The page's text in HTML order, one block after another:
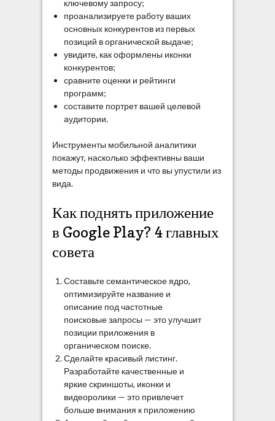
ключевому запросу;
проанализируете работу ваших
основных конкурентов из первых
позиций в органической выдаче;
увидите, как оформлены иконки
конкурентов;
сравните оценки и рейтинги
программ;
составите портрет вашей целевой
аудитории.
Инструменты мобильной аналитики
покажут, насколько эффективны ваши
методы продвижения и что вы упустили из
вида.
Как поднять приложение
в Google Play? 4 главных
совета
Составьте семантическое ядро,
оптимизируйте название и
описание под частотные
поисковые запросы — это улучшит
позиции приложения в
органическом поиске.
Сделайте красивый листинг.
Разработайте качественные и
яркие скриншоты, иконки и
видеоролики — это привлечет
больше внимания к приложению